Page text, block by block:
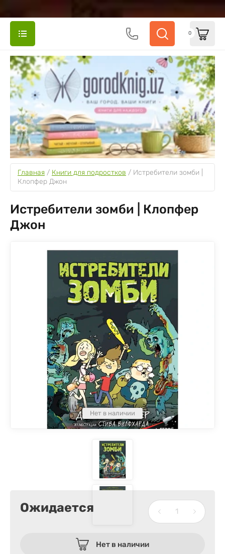
0
Главная / Книги для подростков / Истребители зомби |
Клопфер Джон
Истребители зомби | Клопфер
Джон
Нет в наличии
Ожидается
Нет в наличии